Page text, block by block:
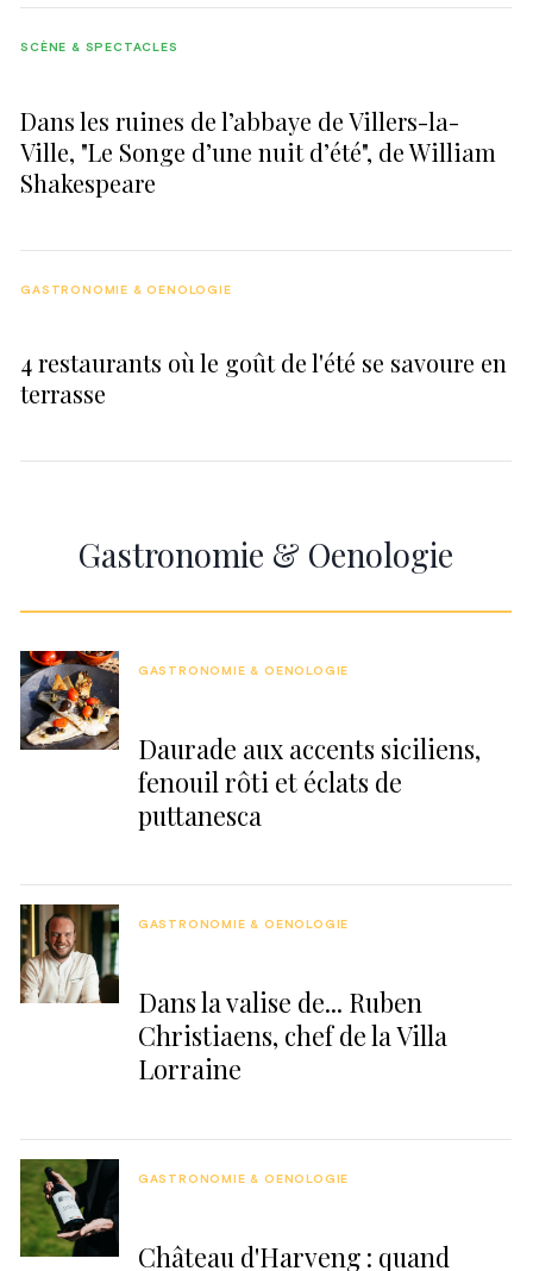
Dans les ruines de l’abbaye de Villers-la-
Ville, "Le Songe d’une nuit d’été", de William
Shakespeare
SCÈNE & SPECTACLES
4 restaurants où le goût de l'été se savoure en
terrasse
GASTRONOMIE & OENOLOGIE
Gastronomie & Oenologie
Daurade aux accents siciliens,
fenouil rôti et éclats de
puttanesca
GASTRONOMIE & OENOLOGIE
Dans la valise de... Ruben
Christiaens, chef de la Villa
Lorraine
GASTRONOMIE & OENOLOGIE
Château d'Harveng : quand
GASTRONOMIE & OENOLOGIE